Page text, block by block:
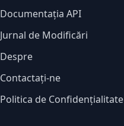
Documentația API
Jurnal de Modificări
Despre
Contactați-ne
Politica de Confidențialitate